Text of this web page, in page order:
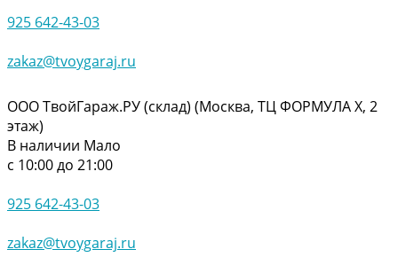
925 642-43-03
zakaz@tvoygaraj.ru
ООО ТвойГараж.РУ (склад) (Москва, ТЦ ФОРМУЛА Х, 2
этаж)
В наличии Мало
с 10:00 до 21:00
925 642-43-03
zakaz@tvoygaraj.ru